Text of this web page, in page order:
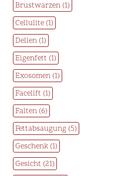
Brustwarzen (1)
Cellulite (1)
Dellen (1)
Eigenfett (1)
Exosomen (1)
Facelift (1)
Falten (6)
Fettabsaugung (5)
Geschenk (1)
Gesicht (21)